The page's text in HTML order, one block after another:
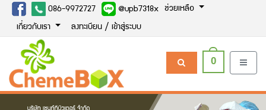
086-9972727 @upb7318x ช่วยเหลือ
เกี่ยวกับเรา ลงทะเบียน / เข้าสู่ระบบ
0